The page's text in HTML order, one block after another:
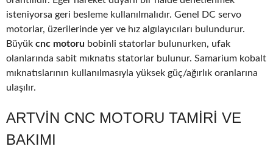
isteniyorsa geri besleme kullanılmalıdır. Genel DC servo
motorlar, üzerilerinde yer ve hız algılayıcıları bulundurur.
Büyük cnc motoru bobinli statorlar bulunurken, ufak
olanlarında sabit mıknatıs statorlar bulunur. Samarium kobalt
mıknatıslarının kullanılmasıyla yüksek güç/ağırlık oranlarına
ulaşılır.
ARTVIN CNC MOTORU TAMIRI VE
BAKIMI